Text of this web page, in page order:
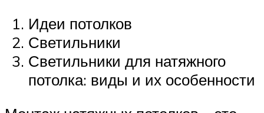
Идеи потолков
Светильники
Светильники для натяжного
потолка: виды и их особенности